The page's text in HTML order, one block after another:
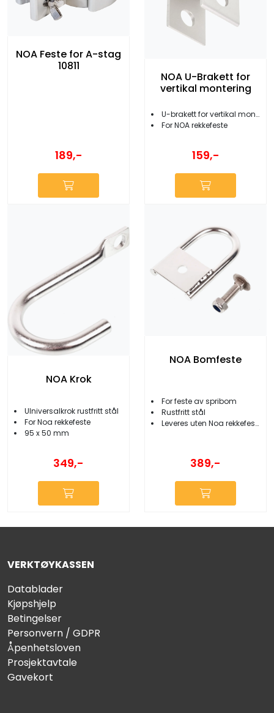
NOA Feste for A-stag
10811
189,-
NOA U-Brakett for
vertikal montering
U-brakett for vertikal montering
For NOA rekkefeste
159,-
NOA Krok
UIniversalkrok rustfritt stål
For Noa rekkefeste
95 x 50 mm
349,-
NOA Bomfeste
For feste av spribom
Rustfritt stål
Leveres uten Noa rekkefeste
389,-
VERKTØYKASSEN
Datablader
Kjøpshjelp
Betingelser
Personvern / GDPR
Åpenhetsloven
Prosjektavtale
Gavekort